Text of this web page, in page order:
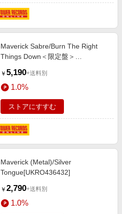
Maverick Sabre/Burn The Right
Things Down＜限定盤＞
￥ 5,190+送料別
1.0%
ストアにすすむ
Maverick (Metal)/Silver
Tongue[UKRO436432]
￥ 2,790+送料別
1.0%